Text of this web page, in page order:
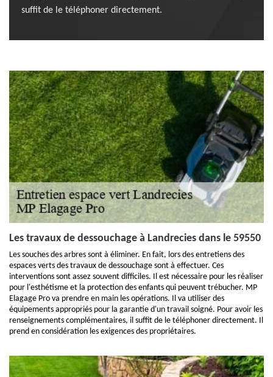
suffit de le téléphoner directement.
Les travaux de dessouchage à Landrecies dans le 59550
Les souches des arbres sont à éliminer. En fait, lors des entretiens des
espaces verts des travaux de dessouchage sont à effectuer. Ces
interventions sont assez souvent difficiles. Il est nécessaire pour les réaliser
pour l'esthétisme et la protection des enfants qui peuvent trébucher. MP
Elagage Pro va prendre en main les opérations. Il va utiliser des
équipements appropriés pour la garantie d'un travail soigné. Pour avoir les
renseignements complémentaires, il suffit de le téléphoner directement. Il
prend en considération les exigences des propriétaires.